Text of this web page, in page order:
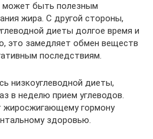
может быть полезным
жира. С другой стороны,
диеты долгое время и
это замедляет обмен веществ
последствиям.
низкоуглеводной диеты,
в неделю прием углеводов.
гормону
здоровью.